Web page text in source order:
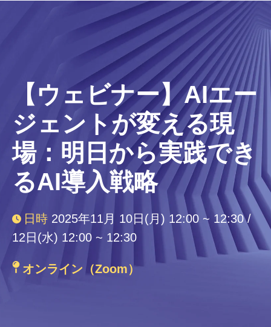
【ウェビナー】AIエー
ジェントが変える現
場：明日から実践でき
るAI導入戦略
日時 2025年11月 10日(月) 12:00 ~ 12:30 /
12日(水) 12:00 ~ 12:30
オンライン（Zoom）